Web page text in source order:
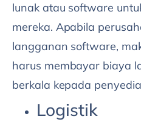
lunak atau software
mereka. Apabila
langganan software,
harus membayar biaya
berkala kepada
Logistik